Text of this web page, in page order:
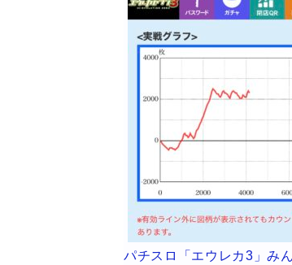
パチスロ「エウレカ3」み